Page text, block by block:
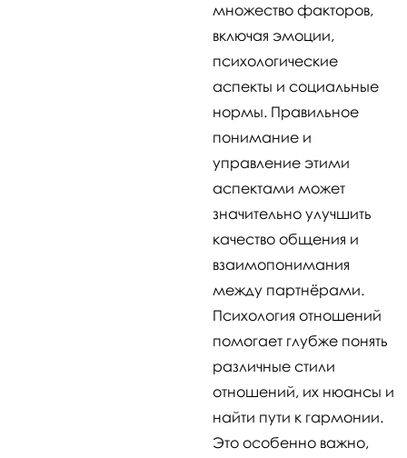
множество факторов,
включая эмоции,
психологические
аспекты и социальные
нормы. Правильное
понимание и
управление этими
аспектами может
значительно улучшить
качество общения и
взаимопонимания
между партнёрами.
Психология отношений
помогает глубже понять
различные стили
отношений, их нюансы и
найти пути к гармонии.
Это особенно важно,